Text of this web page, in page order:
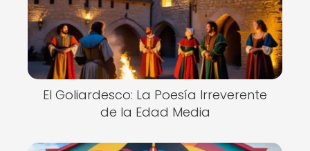
El Goliardesco: La Poesía Irreverente
de la Edad Media